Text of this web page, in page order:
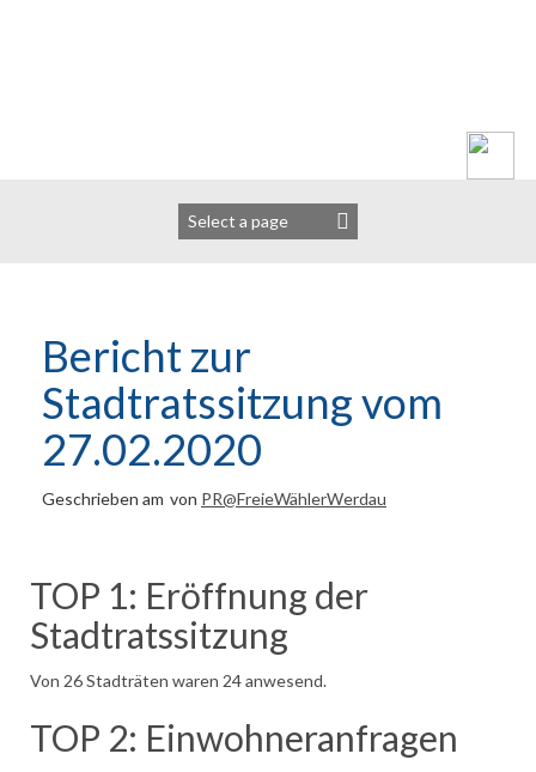
Bericht zur
Stadtratssitzung vom
27.02.2020
Geschrieben am von PR@FreieWählerWerdau
TOP 1: Eröffnung der
Stadtratssitzung
Von 26 Stadträten waren 24 anwesend.
TOP 2: Einwohneranfragen